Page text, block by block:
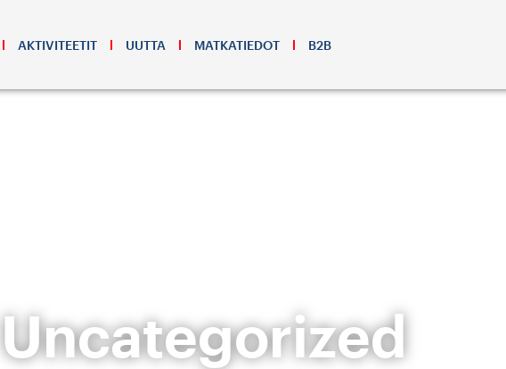
AKTIVITEETIT UUTTA MATKATIEDOT B2B
Uncategorized